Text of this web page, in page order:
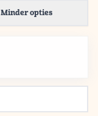
Minder opties